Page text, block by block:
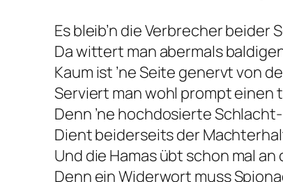
Es bleib’n die Verbrecher beider
Da wittert man abermals
Kaum ist ’ne Seite genervt von
Serviert man wohl prompt einen
Denn ’ne hochdosierte
Dient beiderseits der
Und die Hamas übt schon mal
Denn ein Widerwort muss